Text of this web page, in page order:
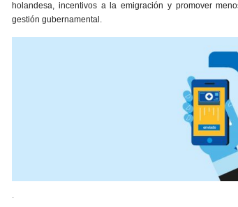
holandesa, incentivos a la emigración y promover
gestión gubernamental.
.